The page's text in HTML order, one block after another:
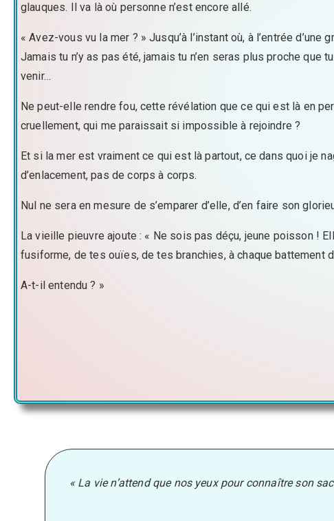
glauques. Il va là où personne n’est encore allé.
« Avez-vous vu la mer ? » Jusqu’à l’instant où, à l’entrée
Jamais tu n’y as pas été, jamais tu n’en seras plus proche
venir…
Ne peut-elle rendre fou, cette révélation que ce qui est là en
cruellement, qui me paraissait si impossible à rejoindre ?
Et si la mer est vraiment ce qui est là partout, ce dans quoi je
d’enlacement, pas de corps à corps.
Nul ne sera en mesure de s’emparer d’elle, d’en faire son
La vieille pieuvre ajoute : « Ne sois pas déçu, jeune poisson !
fusiforme, de tes ouïes, de tes branchies, à chaque battement
A-t-il entendu ? »
« La vie n’attend que nos yeux pour connaître son